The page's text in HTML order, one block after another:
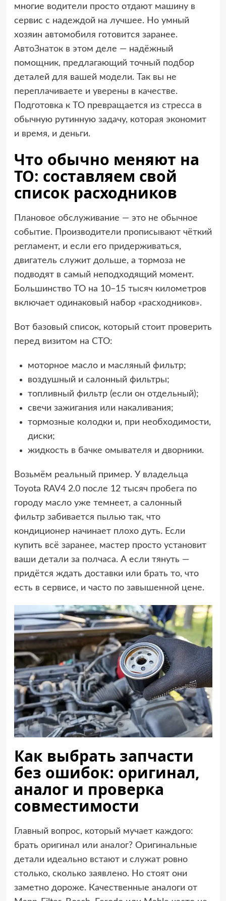
многие водители просто отдают машину в
сервис с надеждой на лучшее. Но умный
хозяин автомобиля готовится заранее.
АвтоЗнатокв этом деле — надёжный
помощник, предлагающий точный подбор
деталей для вашей модели. Так вы не
переплачиваете и уверены в качестве.
Подготовка к ТО превращается из стресса в
обычную рутинную задачу, которая экономит
и время, и деньги.
Что обычно меняют на
ТО: составляем свой
список расходников
Плановое обслуживание — это не обычное
событие. Производители прописывают чёткий
регламент, и если его придерживаться,
двигатель служит дольше, а тормоза не
подводят в самый неподходящий момент.
Большинство ТО на 10–15 тысяч километров
включает одинаковый набор «расходников».
Вот базовый список, который стоит проверить
перед визитом на СТО:
моторное масло и масляный фильтр;
воздушный и салонный фильтры;
топливный фильтр (если он отдельный);
свечи зажигания или накаливания;
тормозные колодки и, при необходимости,
диски;
жидкость в бачке омывателя и дворники.
Возьмём реальный пример. У владельца
Toyota RAV4 2.0 после 12 тысяч пробега по
городу масло уже темнеет, а салонный
фильтр забивается пылью так, что
кондиционер начинает плохо дуть. Если
купить всё заранее, мастер просто установит
ваши детали за полчаса. А если тянуть —
придётся ждать доставки или брать то, что
есть в сервисе, и часто по завышенной цене.
Как выбрать запчасти
без ошибок: оригинал,
аналог и проверка
совместимости
Главный вопрос, который мучает каждого:
брать оригинал или аналог? Оригинальные
детали идеально встают и служат ровно
столько, сколько заявлено. Но стоят они
заметно дороже. Качественные аналоги от